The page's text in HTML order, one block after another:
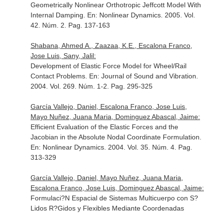
Geometrically Nonlinear Orthotropic Jeffcott Model With
Internal Damping. En: Nonlinear Dynamics. 2005. Vol.
42. Núm. 2. Pag. 137-163
Shabana, Ahmed A., Zaazaa, K.E., Escalona Franco,
Jose Luis, Sany, Jalil:
Development of Elastic Force Model for Wheel/Rail
Contact Problems. En: Journal of Sound and Vibration
2004. Vol. 269. Núm. 1-2. Pag. 295-325
García Vallejo, Daniel, Escalona Franco, Jose Luis,
Mayo Nuñez, Juana Maria, Dominguez Abascal, Jaime:
Efficient Evaluation of the Elastic Forces and the
Jacobian in the Absolute Nodal Coordinate Formulation.
En: Nonlinear Dynamics. 2004. Vol. 35. Núm. 4. Pag.
313-329
García Vallejo, Daniel, Mayo Nuñez, Juana Maria,
Escalona Franco, Jose Luis, Dominguez Abascal, Jaime:
Formulaci?N Espacial de Sistemas Multicuerpo con S?
Lidos R?Gidos y Flexibles Mediante Coordenadas